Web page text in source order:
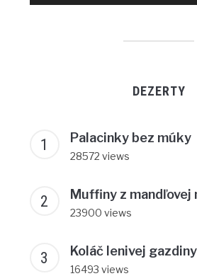
DEZERTY
Palacinky bez múky
28572 views
Muffiny z mandľovej
23900 views
Koláč lenivej gazdiny
16493 views